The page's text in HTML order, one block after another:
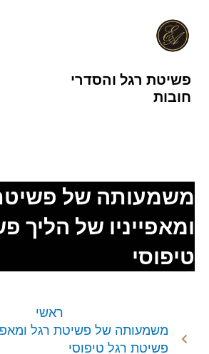
לתוכן
פשיטת רגל והסדרי
חובות
משמעותה של
ומאפייניו של הליך
טיפוסי
ראשי
משמעותה של פשיטת רגל
פשיטת רגל טיפוסי